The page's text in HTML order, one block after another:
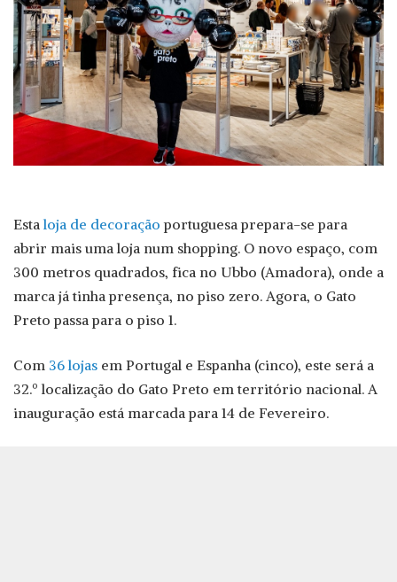
Esta loja de decoração portuguesa prepara-se para
abrir mais uma loja num shopping. O novo espaço, com
300 metros quadrados, fica no Ubbo (Amadora), onde a
marca já tinha presença, no piso zero. Agora, o Gato
Preto passa para o piso 1.
Com 36 lojas em Portugal e Espanha (cinco), este será a
32.º localização do Gato Preto em território nacional. A
inauguração está marcada para 14 de Fevereiro.